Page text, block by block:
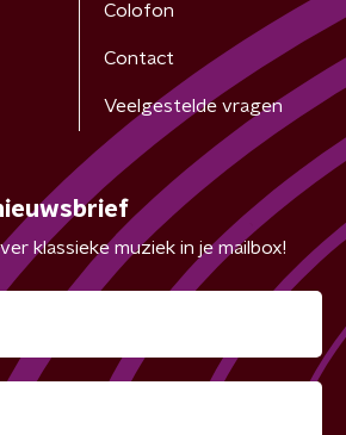
Colofon
Contact
Veelgestelde vragen
klassieke muziek in je mailbox!